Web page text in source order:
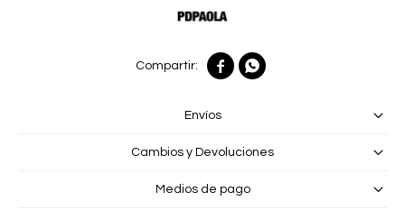
 
Envíos
Cambios y Devoluciones
Medios de pago